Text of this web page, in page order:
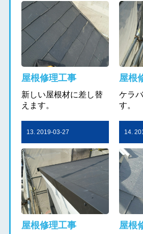
屋根修理工事
新しい屋根材に差し替
えます。
屋根
ケラ
す。
13. 2019-03-27
屋根修理工事
14.
屋根